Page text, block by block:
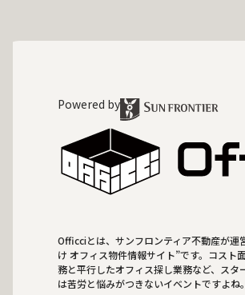
Powered by
Officciとは、サンフロンティア不動産が運
け オフィス物件情報サイト”です。コスト
務と平行したオフィス探し業務など、スタ
は苦労と悩みがつきないイベントですよね。